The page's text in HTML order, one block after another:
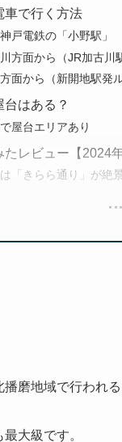
車で行く方法
戸電鉄の「小野駅」
方面から（JR加古川
面から（新開地駅発ル
はある？
屋台エリアあり
レビュー【2024年
「きらら通り」が絶
磨地域で行われ
大級です。